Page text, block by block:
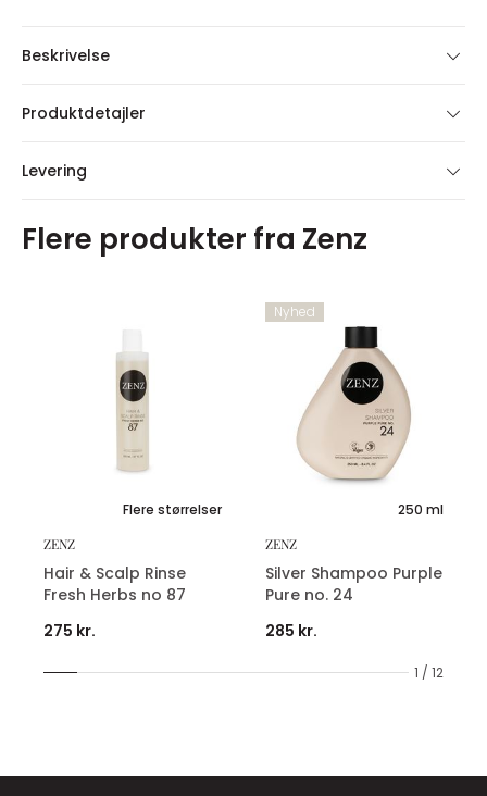
Beskrivelse
Produktdetajler
Levering
Flere produkter fra Zenz
1 / 12
Flere størrelser
ZENZ
Hair & Scalp Rinse
Fresh Herbs no 87
275 kr.
Nyhed
250 ml
ZENZ
Silver Shampoo Purple
Pure no. 24
285 kr.